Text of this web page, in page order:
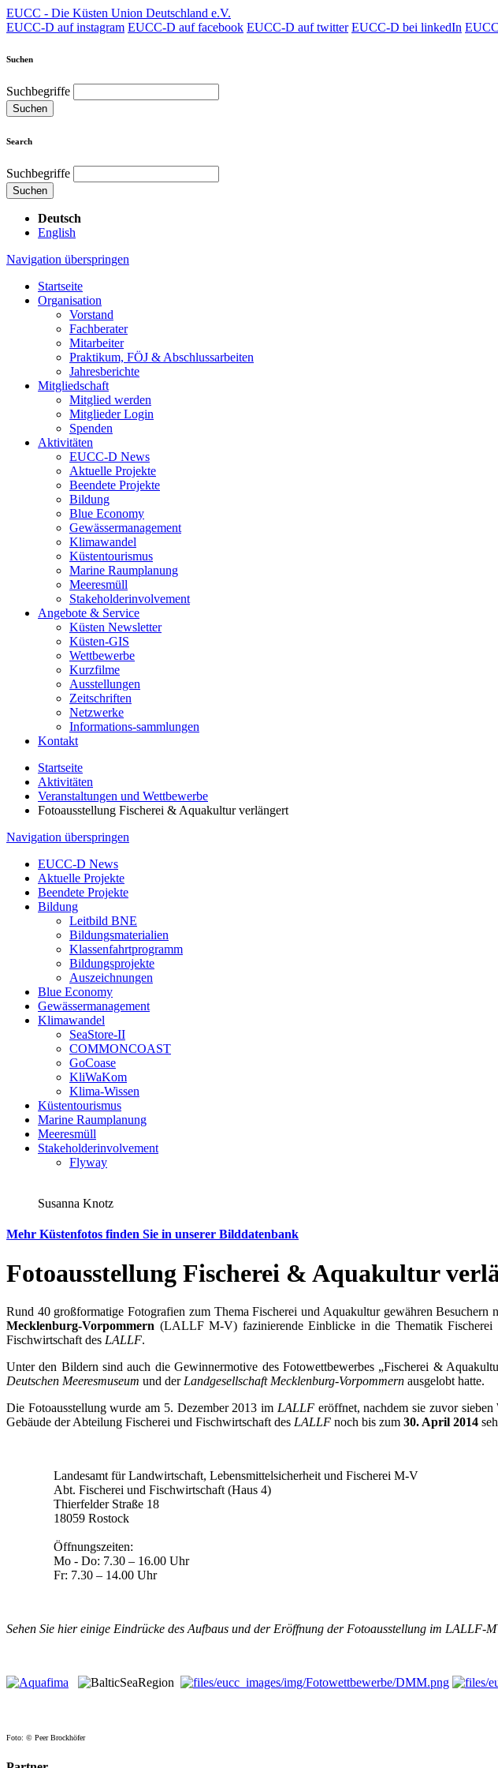
EUCC - Die Küsten Union Deutschland e.V.
EUCC-D auf instagram EUCC-D auf facebook EUCC-D auf twitter EUCC-D bei linkedIn
Suchen
Suchbegriffe
Suchen
Search
Suchbegriffe
Suchen
Deutsch
English
Navigation überspringen
Startseite
Organisation
Vorstand
Fachberater
Mitarbeiter
Praktikum, FÖJ & Abschlussarbeiten
Jahresberichte
Mitgliedschaft
Mitglied werden
Mitglieder Login
Spenden
Aktivitäten
EUCC-D News
Aktuelle Projekte
Beendete Projekte
Bildung
Blue Economy
Gewässermanagement
Klimawandel
Küstentourismus
Marine Raumplanung
Meeresmüll
Stakeholderinvolvement
Angebote & Service
Küsten Newsletter
Küsten-GIS
Wettbewerbe
Kurzfilme
Ausstellungen
Zeitschriften
Netzwerke
Informations-sammlungen
Kontakt
Startseite
Aktivitäten
Veranstaltungen und Wettbewerbe
Fotoausstellung Fischerei & Aquakultur verlängert
Navigation überspringen
EUCC-D News
Aktuelle Projekte
Beendete Projekte
Bildung
Leitbild BNE
Bildungsmaterialien
Klassenfahrtprogramm
Bildungsprojekte
Auszeichnungen
Blue Economy
Gewässermanagement
Klimawandel
SeaStore-II
COMMONCOAST
GoCoase
KliWaKom
Klima-Wissen
Küstentourismus
Marine Raumplanung
Meeresmüll
Stakeholderinvolvement
Flyway
Susanna Knotz
Mehr Küstenfotos finden Sie in unserer Bilddatenbank
Fotoausstellung Fischerei & Aquakultur
Rund 40 großformatige Fotografien zum Thema Fischerei und Aquakultur gewähren
Mecklenburg-Vorpommern (LALLF M-V) fazinierende Einblicke in die Thematik Fischerei
Fischwirtschaft des LALLF.
Unter den Bildern sind auch die Gewinnermotive des Fotowettbewerbes „Fischerei &
Deutschen Meeresmuseum und der Landgesellschaft Mecklenburg-Vorpommern ausgelobt hatte.
Die Fotoausstellung wurde am 5. Dezember 2013 im LALLFeröffnet, nachdem sie zuvor
Gebäude der Abteilung Fischerei und Fischwirtschaft des LALLF noch bis zum 30. April 2014
Landesamt für Landwirtschaft, Lebensmittelsicherheit und Fischerei M-V
Abt. Fischerei und Fischwirtschaft (Haus 4)
Thierfelder Straße 18
18059 Rostock
Öffnungszeiten:
Mo - Do: 7.30 – 16.00 Uhr
Fr: 7.30 – 14.00 Uhr
Sehen Sie hier einige Eindrücke des Aufbaus und der Eröffnung der Fotoausstellung im LALLF-
Foto: © Peer Brockhöfer